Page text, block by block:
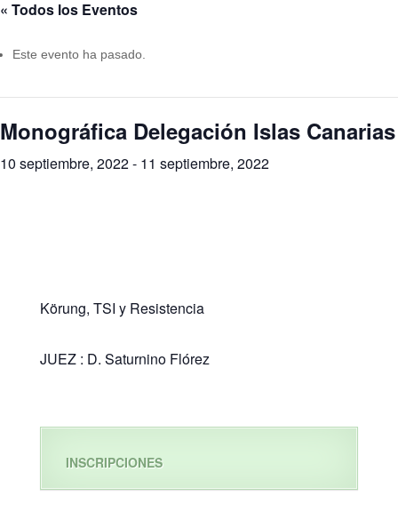
« Todos los Eventos
Este evento ha pasado.
Monográfica Delegación Islas Canarias
10 septiembre, 2022- 11 septiembre, 2022
Körung, TSI y Resistencia
JUEZ : D. Saturnino Flórez
INSCRIPCIONES